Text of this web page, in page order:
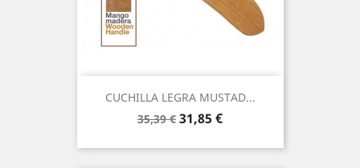
CUCHILLA LEGRA MUSTAD...
Precio
35,39 € Precio
31,85 €